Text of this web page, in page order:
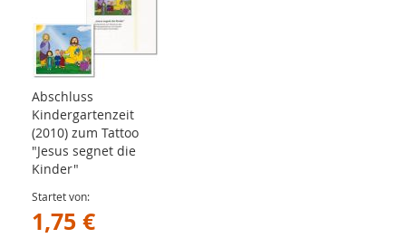
Abschluss
Kindergartenzeit
(2010) zum Tattoo
"Jesus segnet die
Kinder"
Startet von
1,75 €